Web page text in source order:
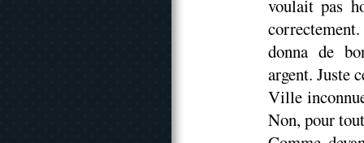
voulait pas
donna de
argent. Juste
Ville
Non, pour